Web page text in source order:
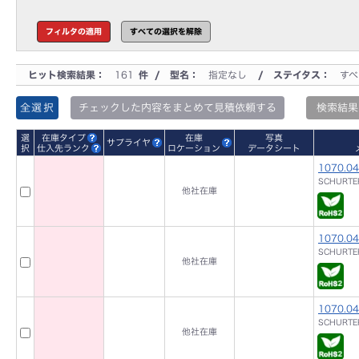
ヒット検索結果： 161 件 / 型名： 指定なし / ステイタス： す
全選択 チェックした内容をまとめて見積依頼する 検索結
選
択
在庫タイプ
仕入先ランク
サプライヤ
在庫
ロケーション
写真
データシート
他社在庫
他社在庫
他社在庫